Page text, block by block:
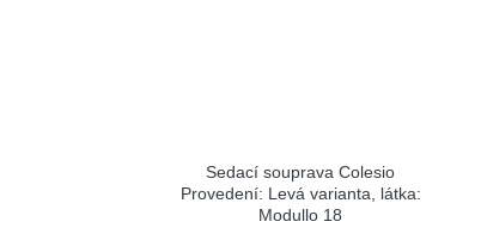
Sedací souprava Colesio
Provedení: Levá varianta, látka:
Modullo 18